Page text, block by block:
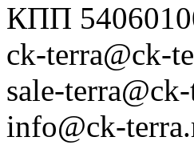
КПП
ck-terra@ck-
sale-
info@ck-